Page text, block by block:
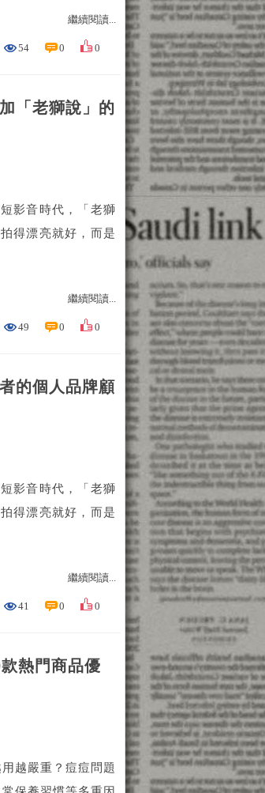
繼續閱讀...
54 0 0
「老獅說」的
影音時代，「老獅
得漂亮就好，而是
繼續閱讀...
49 0 0
的個人品牌顧
影音時代，「老獅
得漂亮就好，而是
繼續閱讀...
41 0 0
熱門商品優
越嚴重？痘痘問題